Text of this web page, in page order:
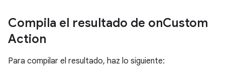
Compila el resultado de onCustom
Action
Para compilar el resultado, haz lo siguiente: